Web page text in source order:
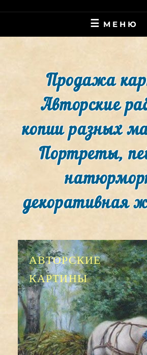
МЕНЮ
Продажа
Авторские
копии разных
Портреты,
декоративная
АВТОРСКИЕ
КАРТИНЫ